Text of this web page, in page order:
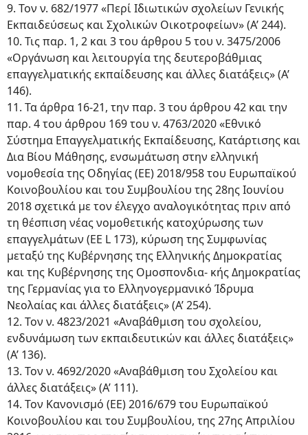
9. Τον ν. 682/1977 «Περί Ιδιωτικών σχολείων Γενικής
Εκπαιδεύσεως και Σχολικών Οικοτροφείων» (Α’ 244).
10. Τις παρ. 1, 2 και 3 του άρθρου 5 του ν. 3475/2006
«Οργάνωση και λειτουργία της δευτεροβάθμιας
επαγγελματικής εκπαίδευσης και άλλες διατάξεις» (Α’
146).
11. Τα άρθρα 16-21, την παρ. 3 του άρθρου 42 και την
παρ. 4 του άρθρου 169 του ν. 4763/2020 «Εθνικό
Σύστημα Επαγγελματικής Εκπαίδευσης, Κατάρτισης και
Δια Βίου Μάθησης, ενσωμάτωση στην ελληνική
νομοθεσία της Οδηγίας (ΕΕ) 2018/958 του Ευρωπαϊκού
Κοινοβουλίου και του Συμβουλίου της 28ης Ιουνίου
2018 σχετικά με τον έλεγχο αναλογικότητας πριν από
τη θέσπιση νέας νομοθετικής κατοχύρωσης των
επαγγελμάτων (ΕΕ L 173), κύρωση της Συμφωνίας
μεταξύ της Κυβέρνησης της Ελληνικής Δημοκρατίας
και της Κυβέρνησης της Ομοσπονδια- κής Δημοκρατίας
της Γερμανίας για το Ελληνογερμανικό Ίδρυμα
Νεολαίας και άλλες διατάξεις» (Α’ 254).
12. Τον ν. 4823/2021 «Αναβάθμιση του σχολείου,
ενδυνάμωση των εκπαιδευτικών και άλλες διατάξεις»
(Α’ 136).
13. Τον ν. 4692/2020 «Αναβάθμιση του Σχολείου και
άλλες διατάξεις» (Α’ 111).
14. Τον Κανονισμό (ΕΕ) 2016/679 του Ευρωπαϊκού
Κοινοβουλίου και του Συμβουλίου, της 27ης Απριλίου